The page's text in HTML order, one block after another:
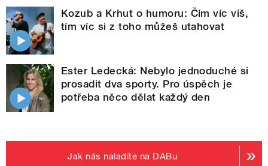
Kozub a Krhut o humoru: Čím víc víš,
tím víc si z toho můžeš utahovat
Ester Ledecká: Nebylo jednoduché si
prosadit dva sporty. Pro úspěch je
potřeba něco dělat každý den
Jak nás naladíte na DABu